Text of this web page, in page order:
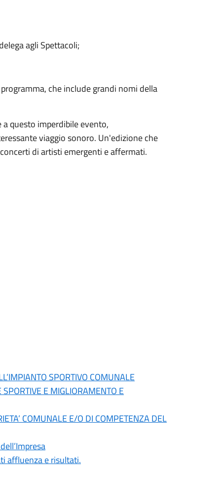
agli Spettacoli;
che include grandi nomi della
questo imperdibile evento,
viaggio sonoro. Un'edizione che
di artisti emergenti e affermati.
SPORTIVO COMUNALE
E MIGLIORAMENTO E
COMUNALE E/O DI COMPETENZA DEL
affluenza e risultati.